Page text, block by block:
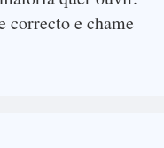
correcto e chame